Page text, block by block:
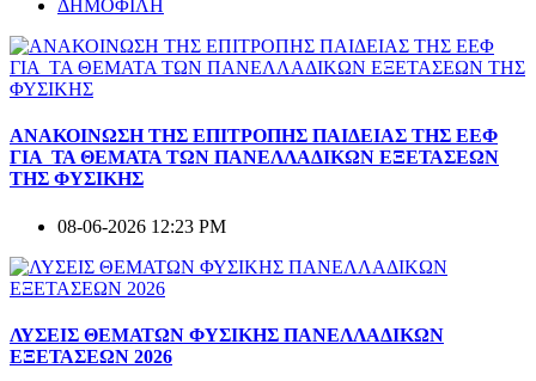
ΔΗΜΟΦΙΛΗ
ΑΝΑΚΟΙΝΩΣΗ ΤΗΣ ΕΠΙΤΡΟΠΗΣ ΠΑΙΔΕΙΑΣ ΤΗΣ ΕΕΦ
ΓΙΑ ΤΑ ΘΕΜΑΤΑ ΤΩΝ ΠΑΝΕΛΛΑΔΙΚΩΝ ΕΞΕΤΑΣΕΩΝ
ΤΗΣ ΦΥΣΙΚΗΣ
08-06-2026 12:23 PM
ΛΥΣΕΙΣ ΘΕΜΑΤΩΝ ΦΥΣΙΚΗΣ ΠΑΝΕΛΛΑΔΙΚΩΝ
ΕΞΕΤΑΣΕΩΝ 2026